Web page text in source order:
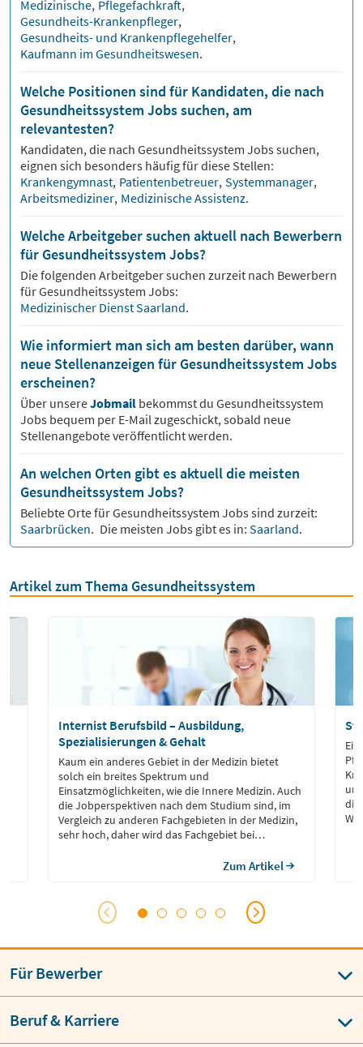
Medizinische, Pflegefachkraft,
Gesundheits-Krankenpfleger,
Gesundheits- und Krankenpflegehelfer,
Kaufmann im Gesundheitswesen.
Welche Positionen sind für Kandidaten, die nach
Gesundheitssystem Jobs suchen, am
relevantesten?
Kandidaten, die nach Gesundheitssystem Jobs suchen,
eignen sich besonders häufig für diese Stellen:
Krankengymnast, Patientenbetreuer, Systemmanager,
Arbeitsmediziner, Medizinische Assistenz.
Welche Arbeitgeber suchen aktuell nach Bewerbern
für Gesundheitssystem Jobs?
Die folgenden Arbeitgeber suchen zurzeit nach Bewerbern
fürGesundheitssystem Jobs:
Medizinischer Dienst Saarland.
Wie informiert man sich am besten darüber, wann
neue Stellenanzeigen für Gesundheitssystem Jobs
erscheinen?
Über unsereJobmail bekommst du Gesundheitssystem
Jobs bequem per E-Mail zugeschickt, sobald neue
Stellenangebote veröffentlicht werden.
An welchen Orten gibt es aktuell die meisten
Gesundheitssystem Jobs?
Beliebte Orte fürGesundheitssystem Jobs sind zurzeit:
Saarbrücken. Die meisten Jobs gibt es in: Saarland.
Artikel zum Thema Gesundheitssystem
Internist Berufsbild – Ausbildung,
Spezialisierungen & Gehalt
Kaum ein anderes Gebiet in der Medizin bietet
solch ein breites Spektrum und
Einsatzmöglichkeiten, wie die Innere Medizin. Auch
die Jobperspektiven nach dem Studium sind, im
Vergleich zu anderen Fachgebieten in der Medizin,
sehr hoch, daher wird das Fachgebiet bei
Zum Artikel
die
Für Bewerber
Beruf & Karriere